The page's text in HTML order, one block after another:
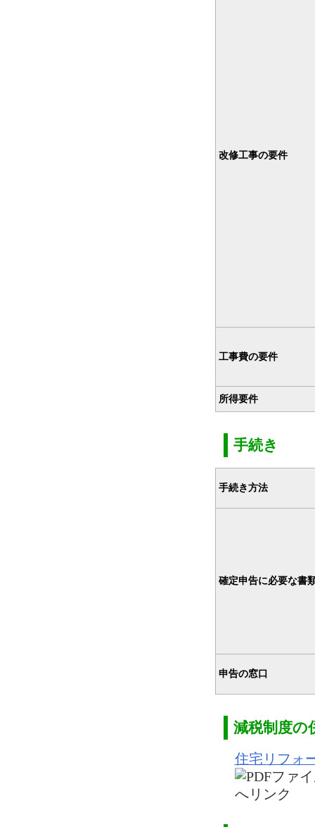
改修工事の要件
工事費の要件
所得要件
手続き
手続き方法
確定申告に必要な書
申告の窓口
減税制度の
住宅リフォ